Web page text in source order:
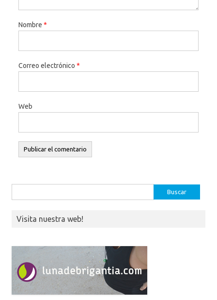
Nombre *
Correo electrónico *
Web
Visita nuestra web!